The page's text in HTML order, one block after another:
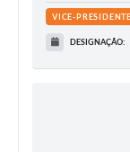
Concursos e
VICE-PRESIDENTE
DESIGNAÇÃO: